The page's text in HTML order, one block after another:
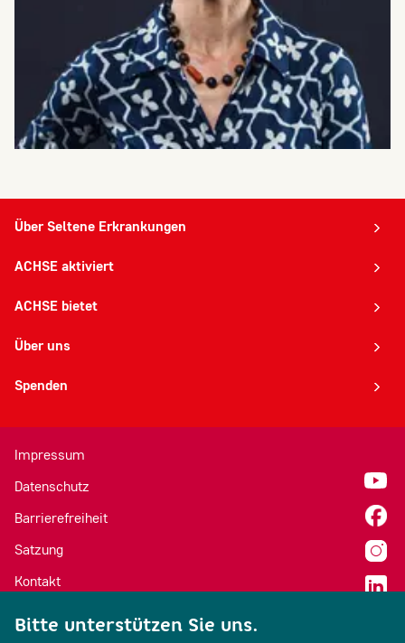
Über Seltene Erkrankungen
ACHSE aktiviert
ACHSE bietet
Über uns
Spenden
Impressum
Datenschutz
Barrierefreiheit
Satzung
Kontakt
Bitte unterstützen Sie uns.